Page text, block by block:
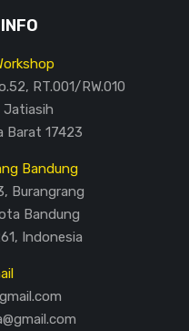
RT.001/RW.010
Jatiasih
Barat 17423
Bandung
Burangrang
Bandung
Indonesia